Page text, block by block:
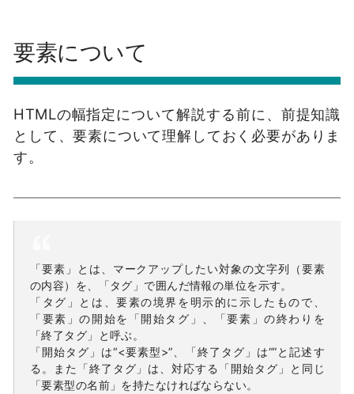
要素について
HTMLの幅指定について解説する前に、前提知識
として、要素について理解しておく必要がありま
す。
「要素」とは、マークアップしたい対象の文字列（要素
の内容）を、「タグ」で囲んだ情報の単位を示す。
「タグ」とは、要素の境界を明示的に示したもので、
「要素」の開始を「開始タグ」、「要素」の終わりを
「終了タグ」と呼ぶ。
「開始タグ」は“<要素型>”、「終了タグ」は“”と記述す
る。また「終了タグ」は、対応する「開始タグ」と同じ
「要素型の名前」を持たなければならない。